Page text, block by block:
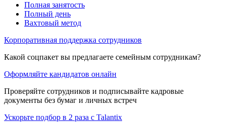
Полная занятость
Полный день
Вахтовый метод
Корпоративная поддержка сотрудников
Какой соцпакет вы предлагаете семейным сотрудникам?
Оформляйте кандидатов онлайн
Проверяйте сотрудников и подписывайте кадровые
документы без бумаг и личных встреч
Ускорьте подбор в 2 раза с Talantix